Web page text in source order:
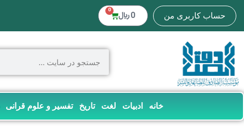
حساب کاربری من 0 ﷼ 0
خانه ادبیات لغت تاریخ تفسیر و علوم قرانی